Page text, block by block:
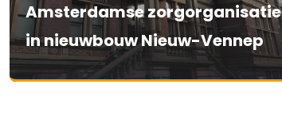
Amsterdamse zorgorganisatie
in nieuwbouw Nieuw-Vennep